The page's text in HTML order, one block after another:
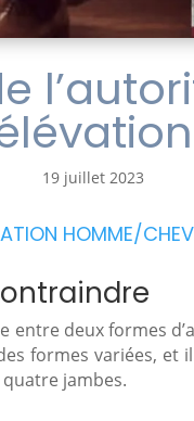
19 juillet 2023
HOMME/
entre deux formes
formes variées,
jambes.